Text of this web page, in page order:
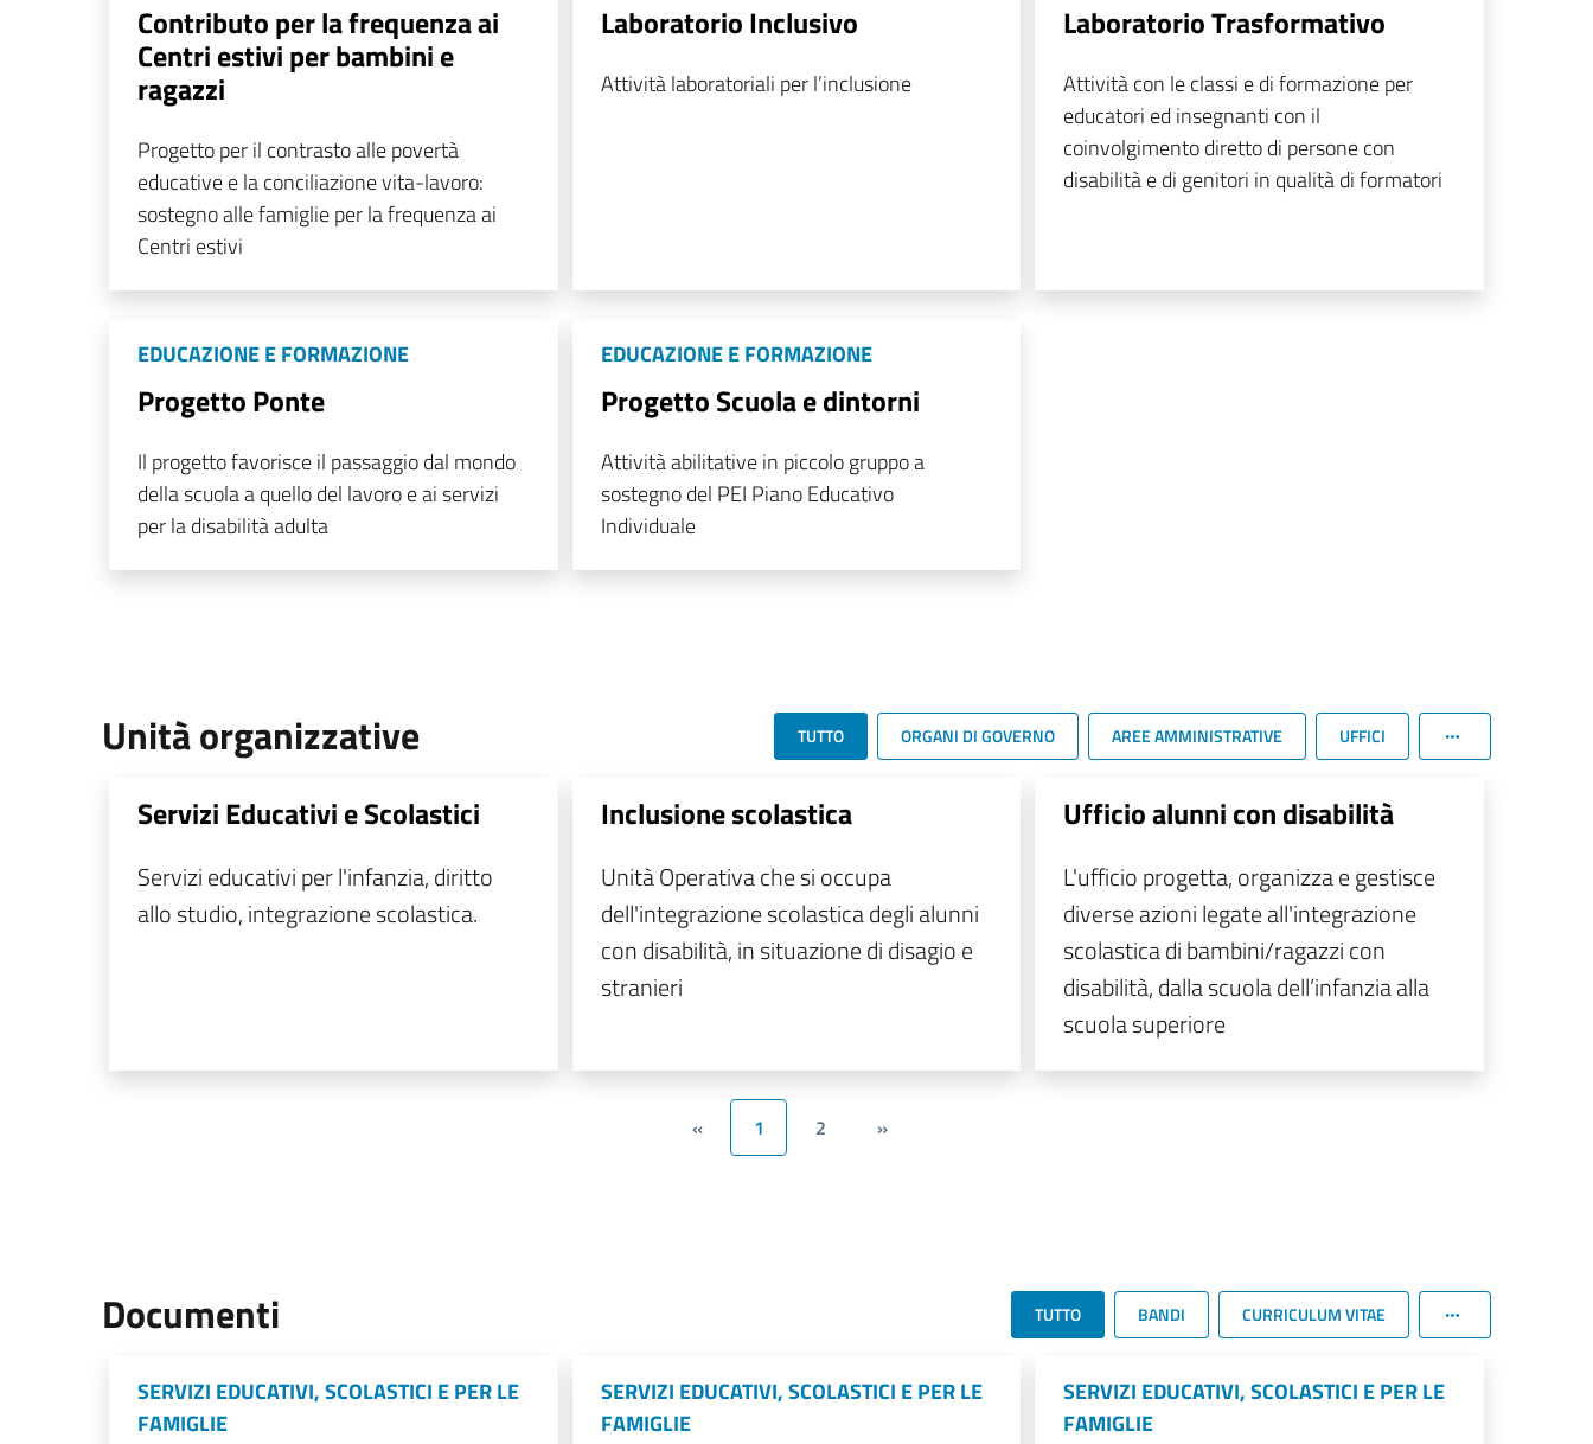
Contributo per la frequenza ai
Centri estivi per bambini e
ragazzi
Progetto per il contrasto alle povertà
educative e la conciliazione vita-lavoro:
sostegno alle famiglie per la frequenza ai
Centri estivi
Laboratorio Inclusivo
Attività laboratoriali per l’inclusione
Laboratorio Trasformativo
Attività con le classi e di formazione per
educatori ed insegnanti con il
coinvolgimento diretto di persone con
disabilità e di genitori in qualità di formatori
EDUCAZIONE E FORMAZIONE
Progetto Ponte
Il progetto favorisce il passaggio dal mondo
della scuola a quello del lavoro e ai servizi
per la disabilità adulta
EDUCAZIONE E FORMAZIONE
Progetto Scuola e dintorni
Attività abilitative in piccolo gruppo a
sostegno del PEI Piano Educativo
Individuale
Unità organizzative TUTTO ORGANI DI GOVERNO AREE AMMINISTRATIVE UFFICI
Servizi Educativi e Scolastici
Servizi educativi per l'infanzia, diritto
allo studio, integrazione scolastica.
Inclusione scolastica
Unità Operativa che si occupa
dell'integrazione scolastica degli alunni
con disabilità, in situazione di disagio e
stranieri
Ufficio alunni con disabilità
L'ufficio progetta, organizza e gestisce
diverse azioni legate all'integrazione
scolastica di bambini/ragazzi con
disabilità, dalla scuola dell’infanzia alla
scuola superiore
« 1 2 »
Documenti TUTTO BANDI CURRICULUM VITAE
SERVIZI EDUCATIVI, SCOLASTICI E PER LE
FAMIGLIE
SERVIZI EDUCATIVI, SCOLASTICI E PER LE
FAMIGLIE
SERVIZI EDUCATIVI, SCOLASTICI E PER LE
FAMIGLIE